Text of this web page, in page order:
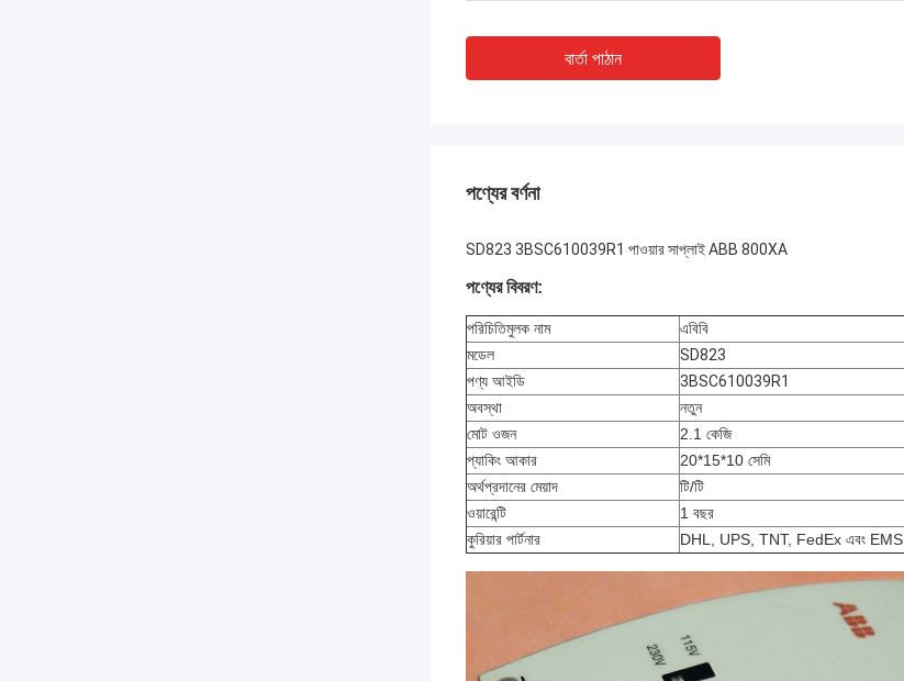
বার্তা পাঠান
পণ্যের বর্ণনা
SD823 3BSC610039R1 পাওয়ার সাপ্লাই ABB 800XA
পণ্যের বিবরণ:
পরিচিতিমুলক নাম
এবিবি
মডেল
SD823
পণ্য আইডি
3BSC610039R1
অবস্থা
নতুন
মোট ওজন
2.1 কেজি
প্যাকিং আকার
20*15*10 সেমি
অর্থপ্রদানের মেয়াদ
টি/টি
ওয়ারেন্টি
1 বছর
কুরিয়ার পার্টনার
DHL, UPS, TNT, FedEx এবং EMS